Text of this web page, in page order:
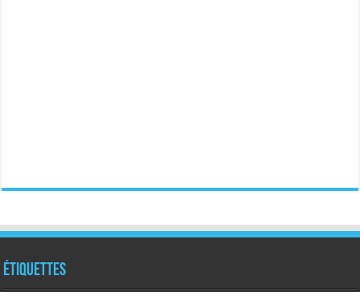
Étiquettes